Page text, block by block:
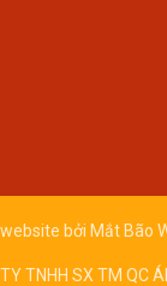
bởi Mắt Bão
TNHH SX TM QC